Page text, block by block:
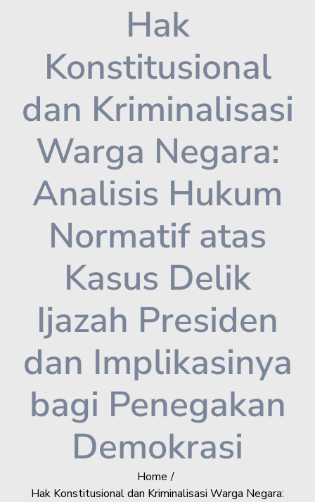
Hak
Konstitusional
dan Kriminalisasi
Warga Negara:
Analisis Hukum
Normatif atas
Kasus Delik
Ijazah Presiden
dan Implikasinya
bagi Penegakan
Demokrasi
Home
Hak Konstitusional dan Kriminalisasi Warga Negara: